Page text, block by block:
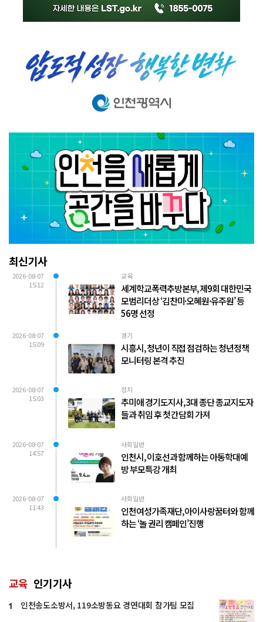
최신기사
2026-08-07
15:12
교육
세계학교폭력추방본부, 제9회 대한민국
모범리더상 ‘김찬미·오혜원·유주원’ 등
56명 선정
2026-08-07
15:09
경기
시흥시, 청년이 직접 점검하는 청년정책
모니터링 본격 추진
2026-08-07
15:03
정치
추미애 경기도지사, 3대 종단 종교지도자
들과 취임 후 첫 간담회 가져
2026-08-07
14:57
사회일반
인천시, 이호선과 함께하는 아동학대예
방 부모특강 개최
2026-08-07
11:43
사회일반
인천여성가족재단, 아이사랑꿈터와 함께
하는 ‘놀 권리 캠페인’진행
교육 인기기사
1 인천송도소방서, 119소방동요 경연대회 참가팀 모집